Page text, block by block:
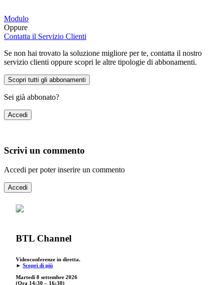
Modulo
Oppure
Contatta il Servizio Clienti
Se non hai trovato la soluzione migliore per te, contatta il nostro
servizio clienti oppure scopri le altre tipologie di abbonamenti.
Scopri tutti gli abbonamenti
Sei già abbonato?
Accedi
Scrivi un commento
Accedi per poter inserire un commento
Accedi
BTL Channel
Videoconferenze in diretta.
► Scopri di più
Martedì 8 settembre 2026
(Ora 14:30 – 16:30)